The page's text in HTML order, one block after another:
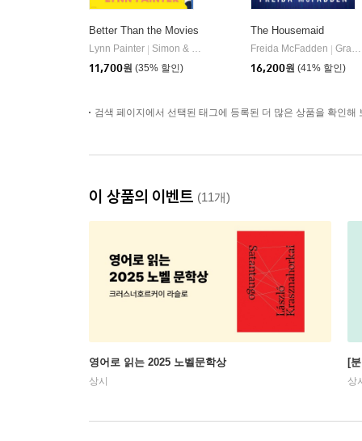
Better Than the Movies
Lynn Painter
Simon & Schuster Books for Young Readers
11,700원 (35% 할인)
The Housemaid
Freida McFadden
Grand Central Publishing
16,200원 (41% 할인)
검색 페이지에서 선택된 태그에 등록된 더 많은 상품을 확인해
이 상품의 이벤트 (11개)
영어로 읽는 2025 노벨문학상
상시
[
상